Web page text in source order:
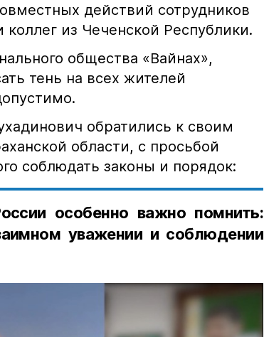
действий сотрудников
из Чеченской Республики.
общества «Вайнах»,
тень на всех жителей
обратились к своим
области, с просьбой
соблюдать законы и порядок:
особенно важно помнить:
уважении и соблюдении